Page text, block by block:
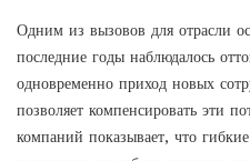
Одним из вызовов для отрасли
последние годы наблюдалось
одновременно приход новых
позволяет компенсировать эти
компаний показывает, что